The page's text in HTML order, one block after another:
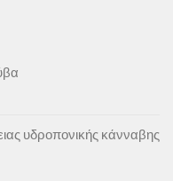
υδροπονικής κάνναβης